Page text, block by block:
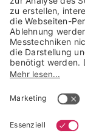
Trusted Shops
* unverbindliche